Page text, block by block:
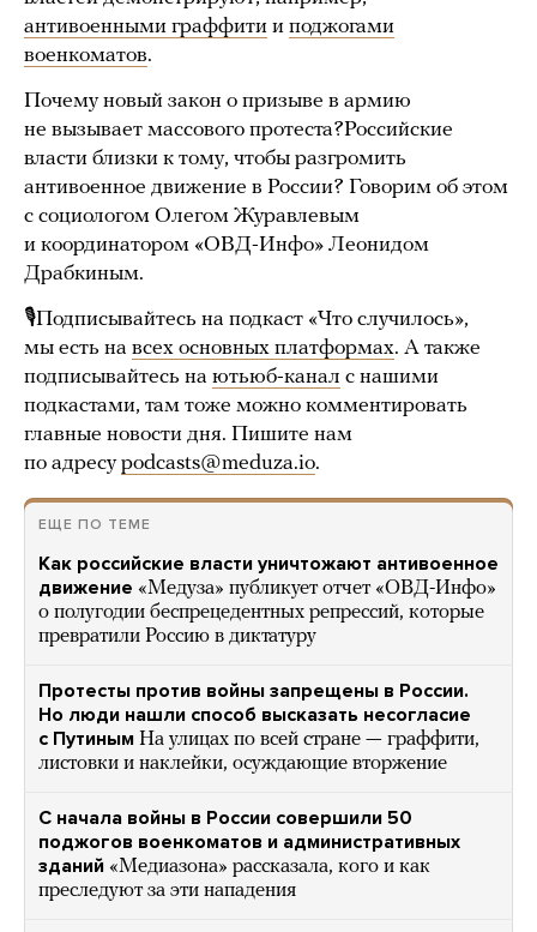
антивоенными граффити и поджогами
военкоматов.
Почему новый закон о призыве в армию
не вызывает массового протеста?Российские
власти близки к тому, чтобы разгромить
антивоенное движение в России? Говорим об этом
с социологом Олегом Журавлевым
и координатором «ОВД-Инфо» Леонидом
Драбкиным.
🎙Подписывайтесь на подкаст «Что случилось»,
мы есть на всех основных платформах. А также
подписывайтесь на ютьюб-канал с нашими
подкастами, там тоже можно комментировать
главные новости дня. Пишите нам
по адресуpodcasts@meduza.io.
ЕЩЕ ПО ТЕМЕ
Как российские власти уничтожают антивоенное
движение «Медуза» публикует отчет «ОВД-Инфо»
о полугодии беспрецедентных репрессий, которые
превратили Россию в диктатуру
Протесты против войны запрещены в России.
Но люди нашли способ высказать несогласие
с Путиным На улицах по всей стране — граффити,
листовки и наклейки, осуждающие вторжение
С начала войны в России совершили 50
поджогов военкоматов и административных
зданий «Медиазона» рассказала, кого и как
преследуют за эти нападения